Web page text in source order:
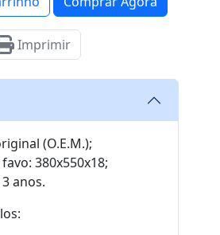
Imprimir
(O.E.M.);
380x550x18;
anos.